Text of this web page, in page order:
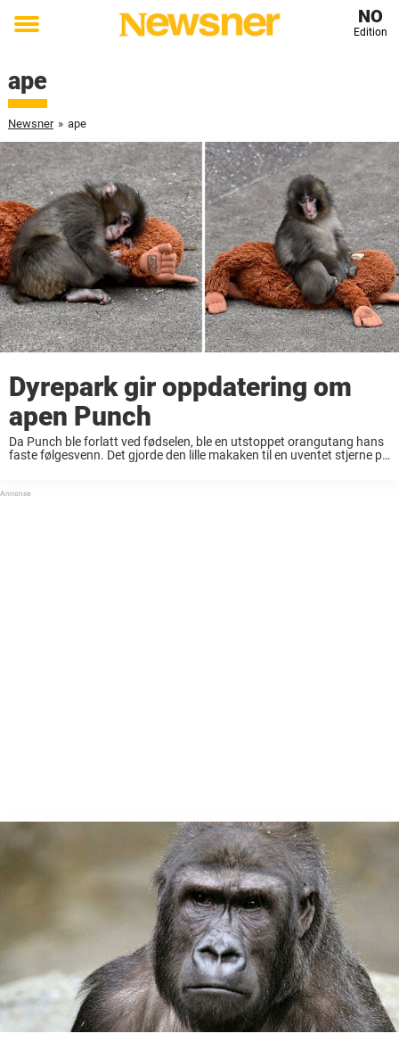
Toggle
NO
Edition
ape
Newsner » ape
Dyrepark gir oppdatering om
apen Punch
Da Punch ble forlatt ved fødselen, ble en utstoppet orangutang hans
faste følgesvenn. Det gjorde den lille makaken til en uventet stjerne på